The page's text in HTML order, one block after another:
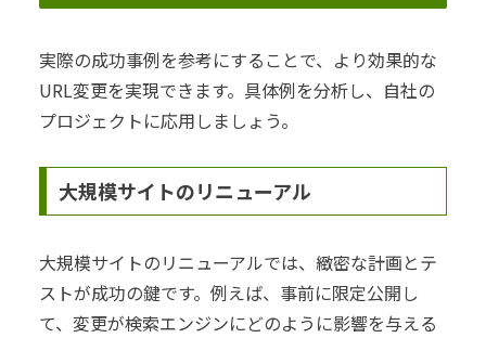
実際の成功事例を参考にすることで、より効果的な
URL変更を実現できます。具体例を分析し、自社の
プロジェクトに応用しましょう。
大規模サイトのリニューアル
大規模サイトのリニューアルでは、緻密な計画とテ
ストが成功の鍵です。例えば、事前に限定公開し
て、変更が検索エンジンにどのように影響を与える